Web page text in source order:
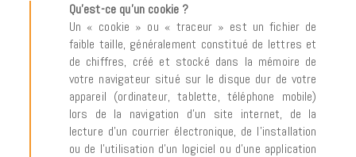
Qu’est-ce qu’un cookie ?
Un « cookie » ou « traceur » est un fichier de
faible taille, généralement constitué de lettres et
de chiffres, créé et stocké dans la mémoire de
votre navigateur situé sur le disque dur de votre
appareil (ordinateur, tablette, téléphone mobile)
lors de la navigation d’un site internet, de la
lecture d’un courrier électronique, de l’installation
ou de l’utilisation d’un logiciel ou d’une application